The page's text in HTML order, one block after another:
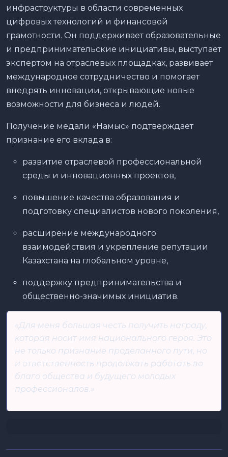
инфраструктуры в области современных
цифровых технологий и финансовой
грамотности. Он поддерживает образовательные
и предпринимательские инициативы, выступает
экспертом на отраслевых площадках, развивает
международное сотрудничество и помогает
внедрять инновации, открывающие новые
возможности для бизнеса и людей.
Получение медали «Намыс» подтверждает
признание его вклада в:
развитие отраслевой профессиональной
среды и инновационных проектов,
повышение качества образования и
подготовку специалистов нового поколения,
расширение международного
взаимодействия и укрепление репутации
Казахстана на глобальном уровне,
поддержку предпринимательства и
общественно-значимых инициатив.
«Для меня большая честь получить награду,
которая носит имя национального героя. Это
не только признание проделанного пути, но
и ответственность продолжать работать во
благо общества и будущего молодых
профессионалов.»